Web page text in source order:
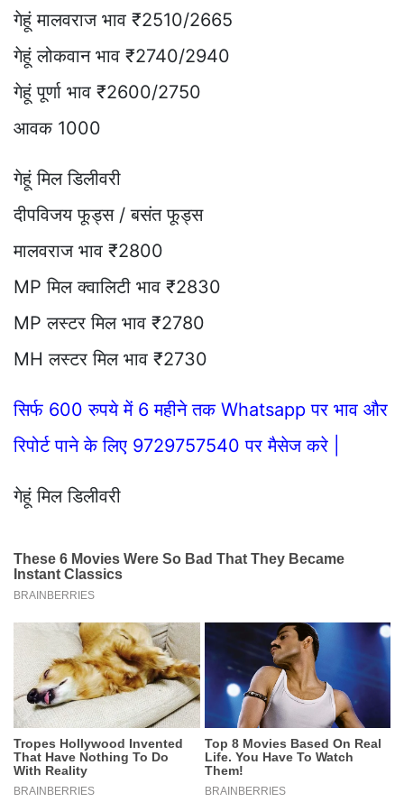
गेहूं मालवराज भाव ₹2510/2665
गेहूं लोकवान भाव ₹2740/2940
गेहूं पूर्णा भाव ₹2600/2750
आवक 1000
गेहूं मिल डिलीवरी
दीपविजय फूड्स / बसंत फूड्स
मालवराज भाव ₹2800
MP मिल क्वालिटी भाव ₹2830
MP लस्टर मिल भाव ₹2780
MH लस्टर मिल भाव ₹2730
सिर्फ 600 रुपये में 6 महीने तक Whatsapp पर भाव और
रिपोर्ट पाने के लिए 9729757540 पर मैसेज करे |
गेहूं मिल डिलीवरी